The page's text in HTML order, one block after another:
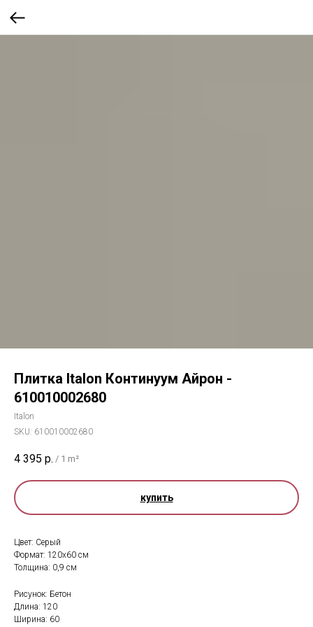
Плитка Italon Континуум Айрон -
610010002680
Italon
SKU: 610010002680
4 395 р. / 1 m²
купить
Цвет: Серый
Формат: 120x60 см
Толщина: 0,9 см
Рисунок: Бетон
Длина: 120
Ширина: 60